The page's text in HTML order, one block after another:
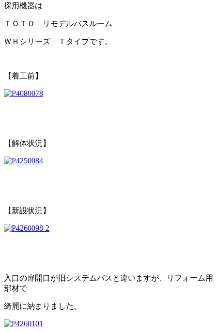
採用機器は
ＴＯＴＯ リモデルバスルーム
ＷＨシリーズ Ｔタイプです。
【着工前】
【解体状況】
【新設状況】
入口の扉開口が旧システムバスと違いますが、リフォーム用
部材で
綺麗に納まりました。